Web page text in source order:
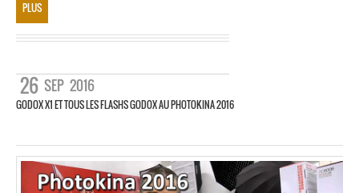
PLUS
26 SEP 2016
GODOX X1 ET TOUS LES FLASHS GODOX AU PHOTOKINA 2016